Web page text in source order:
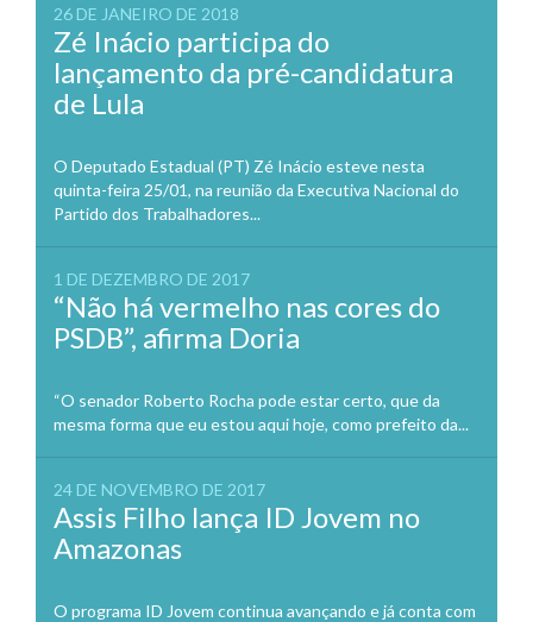
26 DE JANEIRO DE 2018
Zé Inácio participa do
lançamento da pré-candidatura
de Lula
O Deputado Estadual (PT) Zé Inácio esteve nesta
quinta-feira 25/01, na reunião da Executiva Nacional do
Partido dos Trabalhadores...
1 DE DEZEMBRO DE 2017
“Não há vermelho nas cores do
PSDB”, afirma Doria
“O senador Roberto Rocha pode estar certo, que da
mesma forma que eu estou aqui hoje, como prefeito da...
24 DE NOVEMBRO DE 2017
Assis Filho lança ID Jovem no
Amazonas
O programa ID Jovem continua avançando e já conta com